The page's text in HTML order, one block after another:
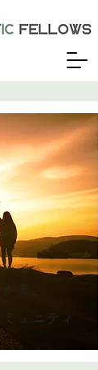
る、
ュニティ